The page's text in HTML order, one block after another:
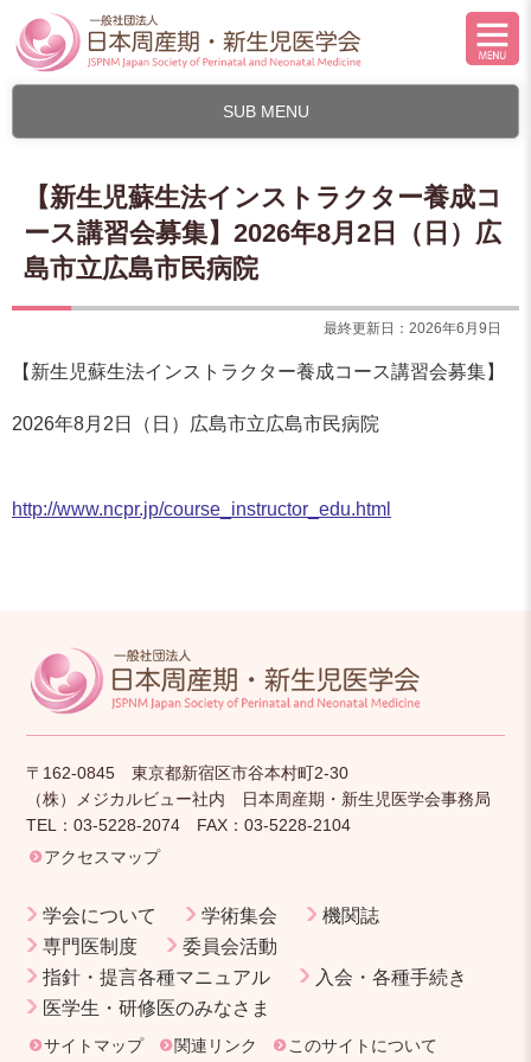
SUB MENU
【新生児蘇生法インストラクター養成コ
ース講習会募集】2026年8月2日（日）広
島市立広島市民病院
最終更新日：2026年6月9日
【新生児蘇生法インストラクター養成コース講習会募集】
2026年8月2日（日）広島市立広島市民病院
http://www.ncpr.jp/course_instructor_edu.html
〒162-0845 東京都新宿区市谷本村町2-30
（株）メジカルビュー社内 日本周産期・新生児医学会事務局
TEL：03-5228-2074 FAX：03-5228-2104
アクセスマップ
学会について 学術集会
機関誌
専門医制度
委員会活動
指針・提言各種マニュアル
入会・各種手続き
医学生・研修医のみなさま
サイトマップ 関連リンク このサイトについて